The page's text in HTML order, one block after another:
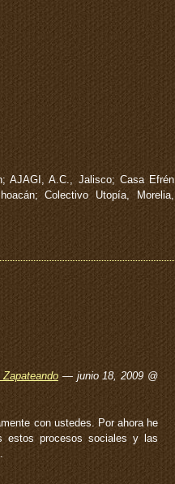
AJAGI, A.C., Jalisco; Casa Efrén
Colectivo Utopía, Morelia,
— junio 18, 2009 @
con ustedes. Por ahora he
estos procesos sociales y las